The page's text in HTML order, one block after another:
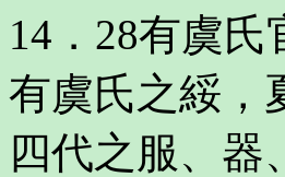
14．28有虞
有虞氏之綏，
四代之服、器